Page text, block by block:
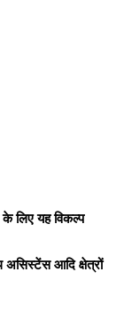
लिए यह विकल्प
आदि क्षेत्रों